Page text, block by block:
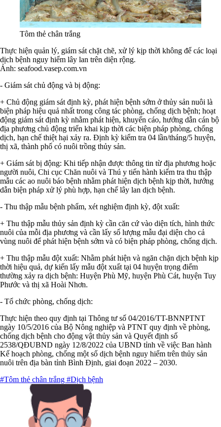
Tôm thẻ chân trắng
Thực hiện quản lý, giám sát chặt chẽ, xử lý kịp thời không để các loại
dịch bệnh nguy hiểm lây lan trên diện rộng.
Ảnh: seafood.vasep.com.vn
- Giám sát chủ động và bị động:
+ Chủ động giám sát định kỳ, phát hiện bệnh sớm ở thủy sản nuôi là
biện pháp hiệu quả nhất trong công tác phòng, chống dịch bệnh; hoạt
động giám sát định kỳ nhằm phát hiện, khuyến cáo, hướng dẫn cán bộ
địa phương chủ động triển khai kịp thời các biện pháp phòng, chống
dịch, hạn chế thiệt hại xảy ra. Định kỳ kiểm tra 04 lần/tháng/5 huyện,
thị xã, thành phố có nuôi trồng thủy sản.
+ Giám sát bị động: Khi tiếp nhận được thông tin từ địa phương hoặc
người nuôi, Chi cục Chăn nuôi và Thú y tiến hành kiểm tra thu thập
mẫu các ao nuôi báo bệnh nhằm phát hiện dịch bệnh kịp thời, hướng
dẫn biện pháp xử lý phù hợp, hạn chế lây lan dịch bệnh.
- Thu thập mẫu bệnh phẩm, xét nghiệm định kỳ, đột xuất:
+ Thu thập mẫu thủy sản định kỳ cần căn cứ vào diện tích, hình thức
nuôi của mỗi địa phương và cần lấy số lượng mẫu đại diện cho cả
vùng nuôi để phát hiện bệnh sớm và có biện pháp phòng, chống dịch.
+ Thu thập mẫu đột xuất: Nhằm phát hiện và ngăn chặn dịch bệnh kịp
thời hiệu quả, dự kiến lấy mẫu đột xuất tại 04 huyện trọng điểm
thường xảy ra dịch bệnh: Huyện Phù Mỹ, huyện Phù Cát, huyện Tuy
Phước và thị xã Hoài Nhơn.
- Tổ chức phòng, chống dịch:
Thực hiện theo quy định tại Thông tư số 04/2016/TT-BNNPTNT
ngày 10/5/2016 của Bộ Nông nghiệp và PTNT quy định về phòng,
chống dịch bệnh cho động vật thủy sản và Quyết định số
2538/QĐUBND ngày 12/8/2022 của UBND tỉnh về việc Ban hành
Kế hoạch phòng, chống một số dịch bệnh nguy hiểm trên thủy sản
nuôi trên địa bàn tỉnh Bình Định, giai đoạn 2022 – 2030.
#Tôm thẻ chân trắng #Dịch bệnh